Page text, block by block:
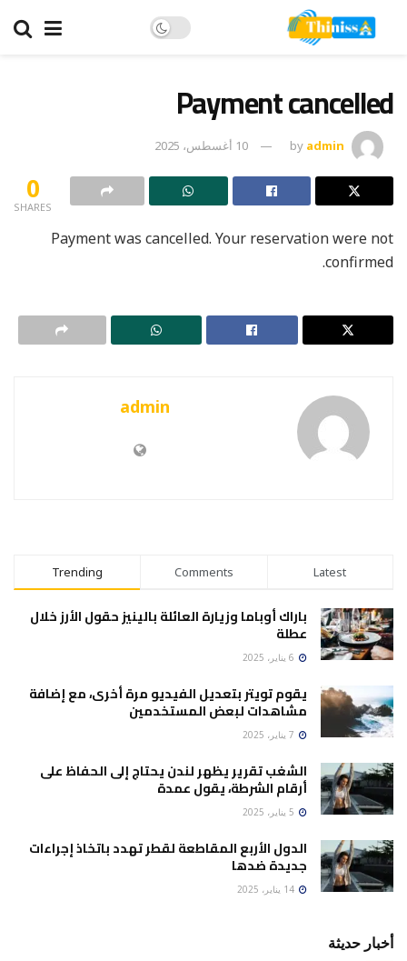
Payment cancelled
by admin 10 أغسطس، 2025
0
SHARES
Payment was cancelled. Your reservation were not
confirmed.
admin
Trending Comments Latest
باراك أوباما وزيارة العائلة بالينيز حقول الأرز خلال
عطلة
يقوم تويتر بتعديل الفيديو مرة أخرى، مع إضافة
مشاهدات لبعض المستخدمين
الشغب تقرير يظهر لندن يحتاج إلى الحفاظ على
أرقام الشرطة، يقول عمدة
الدول الأربع المقاطعة لقطر تهدد باتخاذ إجراءات
جديدة ضدها
أخبار حديثة